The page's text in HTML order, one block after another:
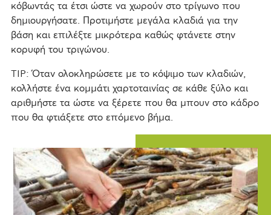
κόβωντάς τα έτσι ώστε να χωρούν στο τρίγωνο που
δημιουργήσατε. Προτιμήστε μεγάλα κλαδιά για την
βάση και επιλέξτε μικρότερα καθώς φτάνετε στην
κορυφή του τριγώνου.
TIP: Όταν ολοκληρώσετε με το κόψιμο των κλαδιών,
κολλήστε ένα κομμάτι χαρτοταινίας σε κάθε ξύλο και
αριθμήστε τα ώστε να ξέρετε που θα μπουν στο κάδρο
που θα φτιάξετε στο επόμενο βήμα.